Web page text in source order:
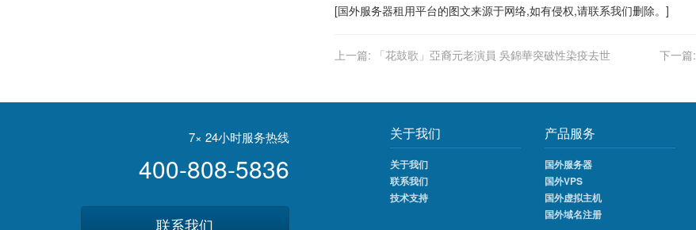
[国外服务器租用平台的图文来源于网络,如有侵权,请联系我们删除。]
上一篇: 「花鼓歌」亞裔元老演員 吳錦華突破性染疫去世 下一篇:
7× 24小时服务热线
400-808-5836
联系我们
关于我们
关于我们
联系我们
技术支持
产品服务
国外服务器
国外VPS
国外虚拟主机
国外域名注册